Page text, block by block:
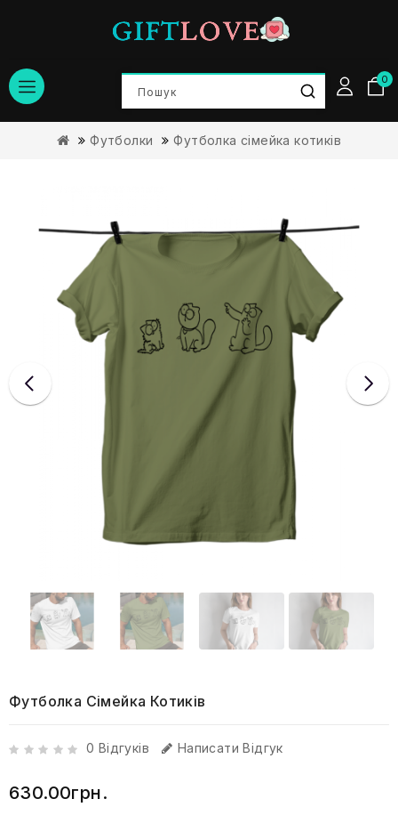
0
Футболки Футболка сімейка котиків
Футболка Сімейка Котиків
0 Відгуків Написати Відгук
630.00грн.